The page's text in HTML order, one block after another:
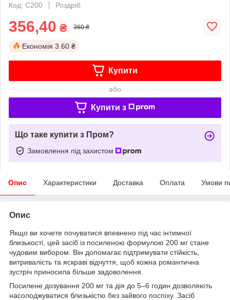
Код: C200
Роздріб
356,40 ₴ 360 ₴
Економія 3.60 ₴
Купити
або
Купити з
Що таке купити з Пром?
Замовлення під захистом
Опис Характеристики Доставка Оплата Умови
Опис
Якщо ви хочете почуватися впевнено під час інтимної
близькості, цей засіб із посиленою формулою 200 мг стане
чудовим вибором. Він допомагає підтримувати стійкість,
витривалість та яскраві відчуття, щоб кожна романтична
зустріч приносила більше задоволення.
Посилене дозування 200 мг та дія до 5–6 годин дозволяють
насолоджуватися близькістю без зайвого поспіху. Засіб